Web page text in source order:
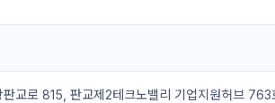
판교로 815, 판교제2테크노밸리 기업지원허브 763